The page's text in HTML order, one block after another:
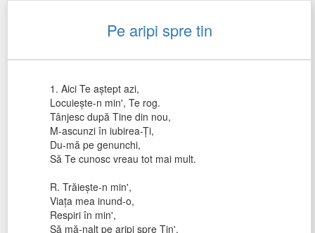
Pe aripi spre tin
1. Aici Te aştept azi,
Locuieşte-n min', Te rog.
Tânjesc după Tine din nou,
M-ascunzi în iubirea-Ţi,
Du-mă pe genunchi,
Să Te cunosc vreau tot mai mult.
R. Trăieşte-n min',
Viaţa mea inund-o,
Respiri în min',
Să mă-nalţ pe aripi spre Tin'.